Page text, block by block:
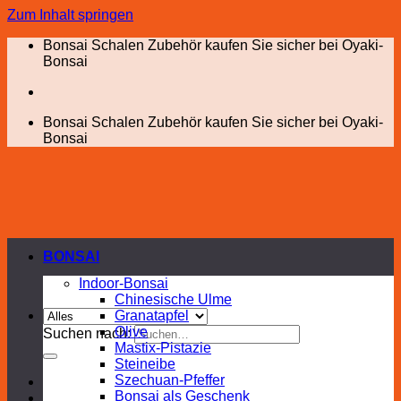
Zum Inhalt springen
Bonsai Schalen Zubehör kaufen Sie sicher bei Oyaki-
Bonsai
Bonsai Schalen Zubehör kaufen Sie sicher bei Oyaki-
Bonsai
Suchen nach:
BONSAI
Indoor-Bonsai
Chinesische Ulme
Granatapfel
Olive
Mastix-Pistazie
Steineibe
Szechuan-Pfeffer
Bonsai als Geschenk